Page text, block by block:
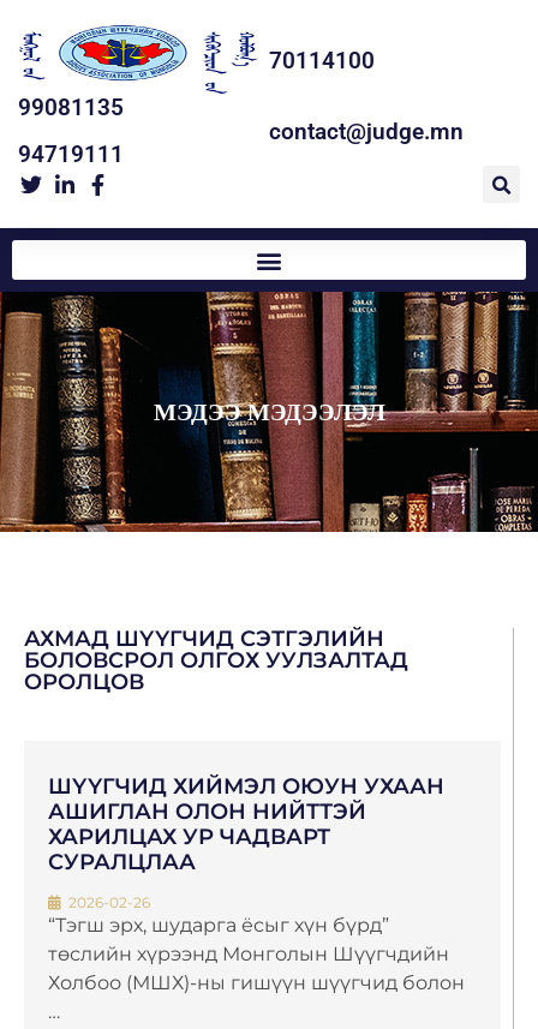
70114100
99081135
94719111
contact@judge.mn
МЭДЭЭ МЭДЭЭЛЭЛ
АХМАД ШҮҮГЧИД СЭТГЭЛИЙН
БОЛОВСРОЛ ОЛГОХ УУЛЗАЛТАД
ОРОЛЦОВ
ШҮҮГЧИД ХИЙМЭЛ ОЮУН УХААН
АШИГЛАН ОЛОН НИЙТТЭЙ
ХАРИЛЦАХ УР ЧАДВАРТ
СУРАЛЦЛАА
2026-02-26
“Тэгш эрх, шударга ёсыг хүн бүрд”
төслийн хүрээнд Монголын Шүүгчдийн
Холбоо (МШХ)-ны гишүүн шүүгчид болон
…